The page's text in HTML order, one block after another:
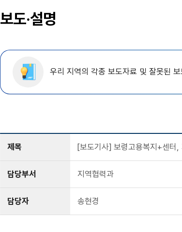
보도·설명
우리 지역의 각종 보도자료 및 잘못된
제목 [보도기사] 보령고용복지+센터
담당부서 지역협력과
담당자 송현경